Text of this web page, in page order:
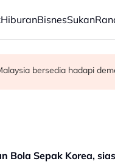
HiburanBisnesSukan
60 hektar, sokongan
haba kepada
bersedia hadapi
Bola Sepak Korea,